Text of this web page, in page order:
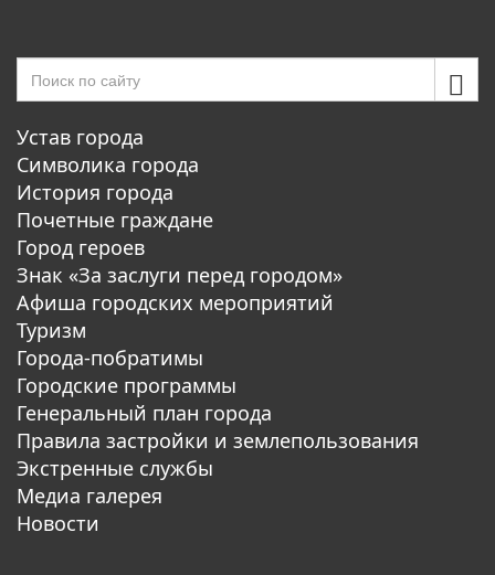
Устав города
Символика города
История города
Почетные граждане
Город героев
Знак «За заслуги перед городом»
Афиша городских мероприятий
Туризм
Города-побратимы
Городские программы
Генеральный план города
Правила застройки и землепользования
Экстренные службы
Медиа галерея
Новости